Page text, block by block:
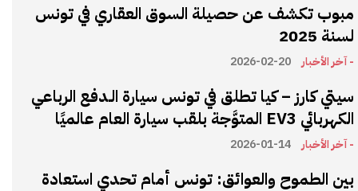
مبوب تكشف عن حصيلة السوق العقاري في تونس
لسنة 2025
- آخر الأخبار 2026-02-20
سيتي كارز – كيا تطلق في تونس سيارة الـدفع الرباعي
الكهربائي EV3 المتوَّجة بلقب سيارة العام عالميًا
- آخر الأخبار 2026-01-14
بين الطموح والعوائق: تونس أمام تحدي استعادة